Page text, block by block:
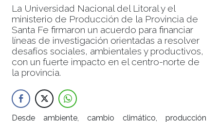
La Universidad Nacional del Litoral y el
ministerio de Producción de la Provincia de
Santa Fe firmaron un acuerdo para financiar
líneas de investigación orientadas a resolver
desafíos sociales, ambientales y productivos,
con un fuerte impacto en el centro-norte de
la provincia.
Desde ambiente, cambio climático, producción